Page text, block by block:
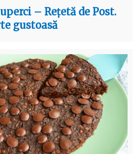
– Rețetă de Post.
gustoasă